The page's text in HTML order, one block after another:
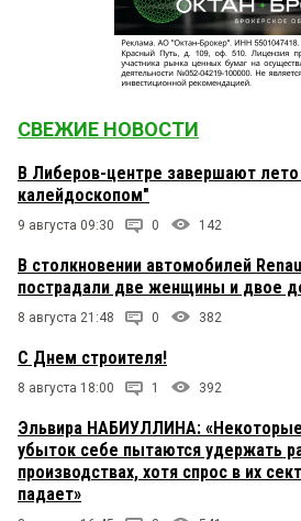
СВЕЖИЕ НОВОСТИ
В Либеров-центре завершают
калейдоскопом"
9 августа 09:30 0 142
В столкновении автомобилей
пострадали две женщины и двое
8 августа 21:48 0 382
С Днем строителя!
8 августа 18:00 1 392
Эльвира НАБИУЛЛИНА:
убыток себе пытаются удержать
производствах, хотя спрос в их
падает»